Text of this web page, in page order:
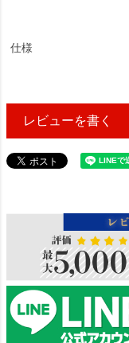
仕様
レビューを書く